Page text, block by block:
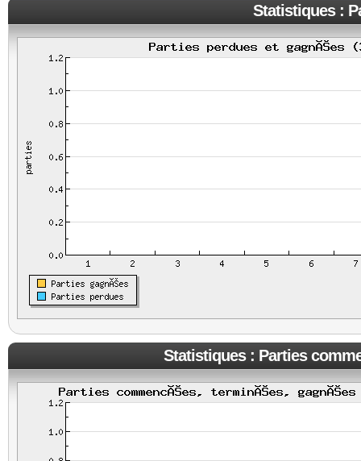
Statistiques :
Statistiques : Parties